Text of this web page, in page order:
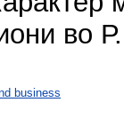
во
business